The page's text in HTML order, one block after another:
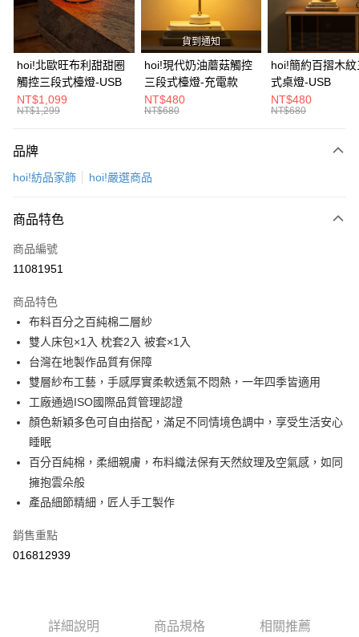
華南商業銀行
彰化商業銀行
上海商業儲蓄銀行
台北富邦商業銀行
國泰世華商業銀行
兆豐國際商業銀行
臺灣中小企業銀行
台中商業銀行
匯豐（台灣）商業銀行
華泰商業銀行
聯邦商業銀行
遠東國際商業銀行
元大商業銀行
台灣樂天信用卡公司
合作金庫商業銀行
第一商業銀行
華南商業銀行
彰化商業銀行
上海商業儲蓄銀行
台北富邦商業銀行
國泰世華商業銀行
兆豐國際商業銀行
臺灣中小企業銀行
台中商業銀行
匯豐（台灣）商業銀行
聯邦商業銀行
玉山商業銀行
台灣樂天信用卡公司
LINE Pay
Apple Pay
街口支付
AFTEE先享後付
【關於「AFTEE先享後付」】
AFTEE先享後付是「在收到商品之後才付款」的支付方式。 讓您購物簡單
便利好安心！
３．安心：先確認商品／服務後，再付款。
【「AFTEE先享後付」結帳流程】
結帳頁面，進行簡訊認證並確認金額後，即可完成結帳。
３．收到繳費通知簡訊後14天內，點擊此簡訊中的連結，可透過四大超商／
ATM／網路銀行／等多元方式進行付款，方視為交易完成。
購買商品的店家。未經商家同意取消之訂單仍視為有效，需透過AFTEE先享
後付繳納相關費用。
※ 交易是否成功請以「AFTEE先享後付 」之結帳頁面顯示為準，若有關於
是否繳費成功／繳費後需取消欲退款等相關疑問，請聯繫「AFTEE先享後付
客戶支援中心」https://netprotections.freshdesk.com/support/home
１．透過由恩沛科技股份有限公司提供之「AFTEE先享後付」服務完成之交
易，需依本服務之必要範圍內提供個人資料，並將交易相關給付款項請求債
權轉讓予恩沛科技股份有限公司。
２．關於個人資料處理事宜，請瀏覽以下網址：
https://aftee.tw/terms/#terms3
「AFTEE先享後付」，若未經同意申辦者引起之損失，本公司不負相關責
任。
恩沛科技股份有限公司將有權停止該用戶之使用額度並採取法律行動。
每筆NT$99，滿NT$799(含以上)免運費
hoi!北歐旺布利甜甜圈
觸控三段式檯燈-USB
NT$1,099
NT$1,299
貨到通知
hoi!現代奶油蘑菇觸控
三段式檯燈-充電款
NT$480
NT$680
hoi!簡約百摺木
式桌燈-USB
NT$480
NT$680
品牌
hoi!紡品家飾 hoi!嚴選商品
商品特色
商品編號
11081951
商品特色
布料百分之百純棉二層紗
雙人床包×1入 枕套2入 被套×1入
台灣在地製作品質有保障
雙層紗布工藝，手感厚實柔軟透氣不悶熱，一年四季皆適用
工廠通過ISO國際品質管理認證
顏色新穎多色可自由搭配，滿足不同情境色調中，享受生活安心
睡眠
百分百純棉，柔細親膚，布料織法保有天然紋理及空氣感，如同
擁抱雲朵般
產品細節精細，匠人手工製作
銷售重點
016812939
詳細說明 商品規格 相關推薦